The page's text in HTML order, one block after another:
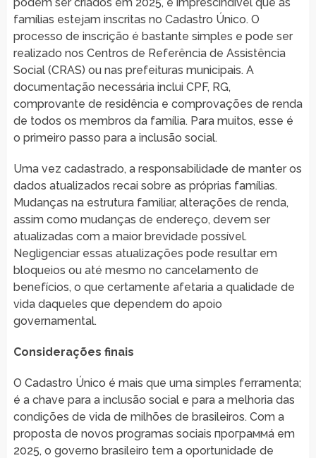
famílias estejam inscritas no Cadastro Único. O
processo de inscrição é bastante simples e pode ser
realizado nos Centros de Referência de Assistência
Social (CRAS) ou nas prefeituras municipais. A
documentação necessária inclui CPF, RG,
comprovante de residência e comprovações de renda
de todos os membros da família. Para muitos, esse é
o primeiro passo para a inclusão social.
Uma vez cadastrado, a responsabilidade de manter os
dados atualizados recai sobre as próprias famílias.
Mudanças na estrutura familiar, alterações de renda,
assim como mudanças de endereço, devem ser
atualizadas com a maior brevidade possível.
Negligenciar essas atualizações pode resultar em
bloqueios ou até mesmo no cancelamento de
benefícios, o que certamente afetaria a qualidade de
vida daqueles que dependem do apoio
governamental.
Considerações finais
O Cadastro Único é mais que uma simples ferramenta;
é a chave para a inclusão social e para a melhoria das
condições de vida de milhões de brasileiros. Com a
proposta de novos programas sociais программá em
2025, o governo brasileiro tem a oportunidade de